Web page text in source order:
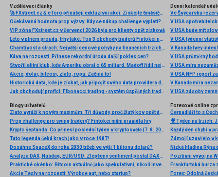
Vzdělávací články
🚀 FXstreet.cz & eToro přinášejí exkluzivní akci: Získejte 6měsíční členství ve VIP zóně ZDARMA
Očekávaná hodnota prop výzvy: Kdy se nákup challenge vyplatí?
VIP zóna FXstreet.cz v červenci 2026 byla pro klienty opět zisková
Léto v plném proudu, trhy také: Top 3 obchody traderů Fintokei na indexech a zlatě
Chamtivost a strach: Největší cenové pohyby na finančních trzích (červenec 2026)
Káva na rozcestí. Přinese rekordní úroda další pokles cen?
Stvořil elitní klub, kde Ameriku obral o 65 miliard. Madoff řídil největší Ponzi dějin
Akcie, dolar, bitcoin, zlato, ropa: Začíná to!
Historická data, kde je získat, jak připojit svého data providera do MultiCharts a proč je budeme potřebovat? (4. díl)
Jak obchodují profíci: Fibonacci trading - systém úspěšných traderů
Denní kalendář
Ve Švýcarsku
V USA
V USA bude mít
V USA týdenní
V Kanadě Ivey index
V USA průměrný
V USA míra
V USA NFP report
V Kanadě míra
V USA zásoby
Blogy uživatelů
Zlato vyráží k novým maximům: Tři důvody, proč žlutý kov opět dominuje
Prop challenge pro swing tradery? Fintokei mění pravidla hry
Krypto šeptanda: Co přinesl poslední týden v kryptosvětě (7. 8. 2026)
Tato legenda čeká krach jako v roce 1987!
Dosáhne SpaceX do roku 2030 tržeb ve výši 1 bilionu dolarů?
Analýza DAX, Nasdaq, EUR/USD: Zlepšený sentiment poslal DAX na nová maxima
Praktické okénko: Bitcoin aktuálně jako spekulativní, nikoli investiční aktivum
Akcie Tesly na rozcestí: Výrobce aut, nebo startup?
Forexové online
Nízká hladina
Pozitivní vývoj na
Frankfurtská burza